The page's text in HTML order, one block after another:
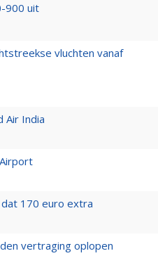
900 uit
vluchten vanaf
Air India
dat 170 euro extra
vertraging oplopen